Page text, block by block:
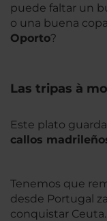
puede faltar un
o una buena
Oporto?
Las tripas à
Este plato guarda
callos
Tenemos que
desde Portugal
conquistar